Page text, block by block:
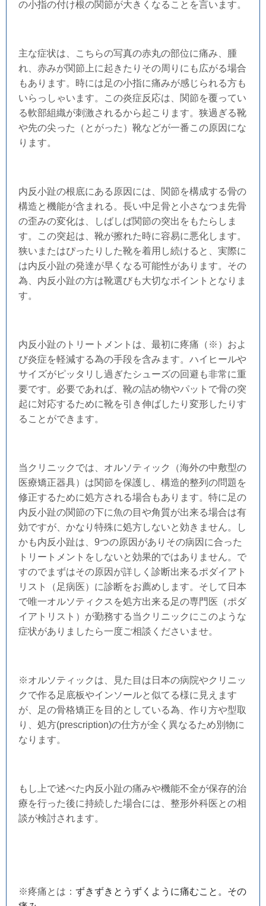
の小指の付け根の関節が大きくなることを言います。
主な症状は、こちらの写真の赤丸の部位に痛み、腫
れ、赤みが関節上に起きたりその周りにも広がる場合
もあります。時には足の小指に痛みが感じられる方も
いらっしゃいます。この炎症反応は、関節を覆ってい
る軟部組織が刺激されるから起こります。狭過ぎる靴
や先の尖った（とがった）靴などが一番この原因にな
ります。
内反小趾の根底にある原因には、関節を構成する骨の
構造と機能が含まれる。長い中足骨と小さなつま先骨
の歪みの変化は、しばしば関節の突出をもたらしま
す。この突起は、靴が擦れた時に容易に悪化します。
狭いまたはぴったりした靴を着用し続けると、実際に
は内反小趾の発達が早くなる可能性があります。その
為、内反小趾の方は靴選びも大切なポイントとなりま
す。
内反小趾のトリートメントは、最初に疼痛（※）およ
び炎症を軽減する為の手段を含みます。ハイヒールや
サイズがピッタリし過ぎたシューズの回避も非常に重
要です。必要であれば、靴の詰め物やパットで骨の突
起に対応するために靴を引き伸ばしたり変形したりす
ることができます。
当クリニックでは、オルソティック（海外の中敷型の
医療矯正器具）は関節を保護し、構造的整列の問題を
修正するために処方される場合もあります。特に足の
内反小趾の関節の下に魚の目や角質が出来る場合は有
効ですが、かなり特殊に処方しないと効きません。し
かも内反小趾は、 9つの原因がありその病因に合った
トリートメントをしないと効果的ではありません。 で
すのでまずはその原因が詳しく診断出来るポダイアト
リスト（足病医）に診断をお薦めします。そして日本
で唯一オルソティクスを処方出来る足の専門医（ポダ
イアトリスト）が勤務する当クリニックにこのような
症状がありましたら一度ご相談くださいませ。
※オルソティックは、見た目は日本の病院やクリニッ
クで作る足底板やインソールと似てる様に見えます
が、足の骨格矯正を目的としている為、作り方や型取
り、処方(prescription)の仕方が全く異なるため別物に
なります。
もし上で述べた内反小趾の痛みや機能不全が保存的治
療を行った後に持続した場合には、整形外科医との相
談が検討されます。
※疼痛とは： ずきずきとうずくように痛むこと。その